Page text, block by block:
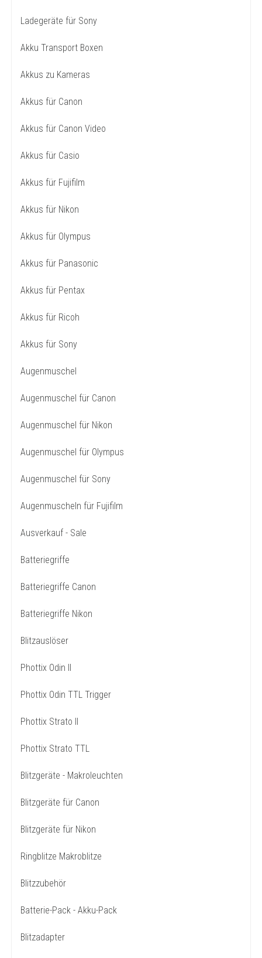
Ladegeräte für Sony
Akku Transport Boxen
Akkus zu Kameras
Akkus für Canon
Akkus für Canon Video
Akkus für Casio
Akkus für Fujifilm
Akkus für Nikon
Akkus für Olympus
Akkus für Panasonic
Akkus für Pentax
Akkus für Ricoh
Akkus für Sony
Augenmuschel
Augenmuschel für Canon
Augenmuschel für Nikon
Augenmuschel für Olympus
Augenmuschel für Sony
Augenmuscheln für Fujifilm
Ausverkauf - Sale
Batteriegriffe
Batteriegriffe Canon
Batteriegriffe Nikon
Blitzauslöser
Phottix Odin II
Phottix Odin TTL Trigger
Phottix Strato II
Phottix Strato TTL
Blitzgeräte - Makroleuchten
Blitzgeräte für Canon
Blitzgeräte für Nikon
Ringblitze Makroblitze
Blitzzubehör
Batterie-Pack - Akku-Pack
Blitzadapter